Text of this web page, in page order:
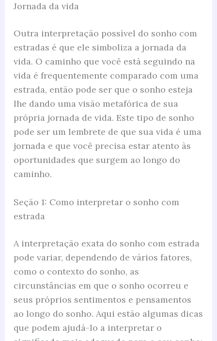
Jornada da vida
Outra interpretação possível do sonho com
estradas é que ele simboliza a jornada da
vida. O caminho que você está seguindo na
vida é frequentemente comparado com uma
estrada, então pode ser que o sonho esteja
lhe dando uma visão metafórica de sua
própria jornada de vida. Este tipo de sonho
pode ser um lembrete de que sua vida é uma
jornada e que você precisa estar atento às
oportunidades que surgem ao longo do
caminho.
Seção 1: Como interpretar o sonho com
estrada
A interpretação exata do sonho com estrada
pode variar, dependendo de vários fatores,
como o contexto do sonho, as
circunstâncias em que o sonho ocorreu e
seus próprios sentimentos e pensamentos
ao longo do sonho. Aqui estão algumas dicas
que podem ajudá-lo a interpretar o